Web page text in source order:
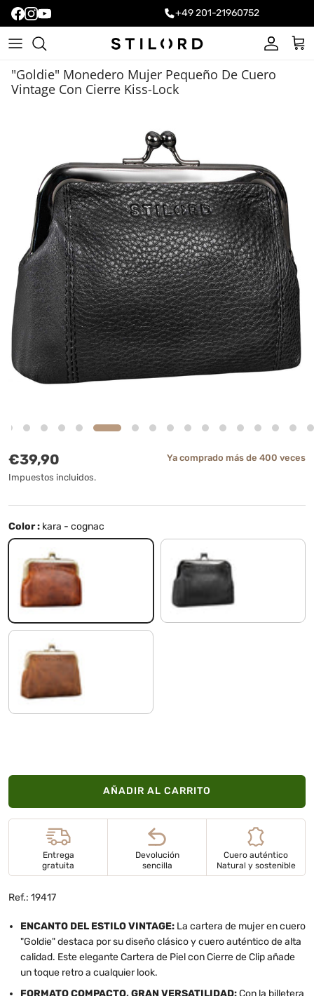
+49 201-21960752
Cuenta
"Goldie" Monedero Mujer Pequeño De Cuero
Vintage Con Cierre Kiss-Lock
Precio normal
€39,90
Impuestos incluidos.
Ya comprado más de 400 veces
Color : kara - cognac
kara - cognac negro
marrón - medio
AÑADIR AL CARRITO
Entrega
gratuita
Devolución
sencilla
Cuero auténtico
Natural y sostenible
Ref.: 19417
ENCANTO DEL ESTILO VINTAGE: La cartera de mujer en cuero
"Goldie" destaca por su diseño clásico y cuero auténtico de alta
calidad. Este elegante Cartera de Piel con Cierre de Clip añade
un toque retro a cualquier look.
FORMATO COMPACTO, GRAN VERSATILIDAD:Con la billetera